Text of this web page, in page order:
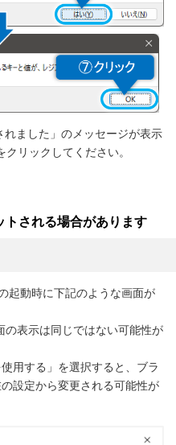
ました」のメッセージが表示
リックしてください。
トされる場合があります
起動時に下記のような画面が
の表示は同じではない可能性が
用する」を選択すると、ブラ
設定から変更される可能性が